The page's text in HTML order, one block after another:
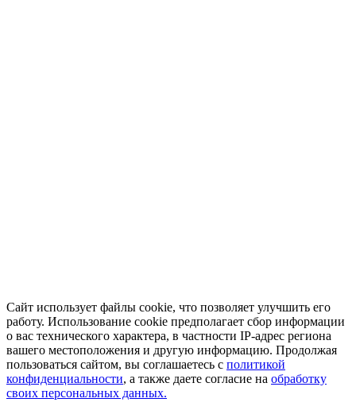
Сайт использует файлы cookie, что позволяет улучшить его
работу. Использование cookie предполагает сбор информации
о вас технического характера, в частности IP-адрес региона
вашего местоположения и другую информацию. Продолжая
пользоваться сайтом, вы соглашаетесь с политикой
конфиденциальности, а также даете согласие на обработку
своих персональных данных.